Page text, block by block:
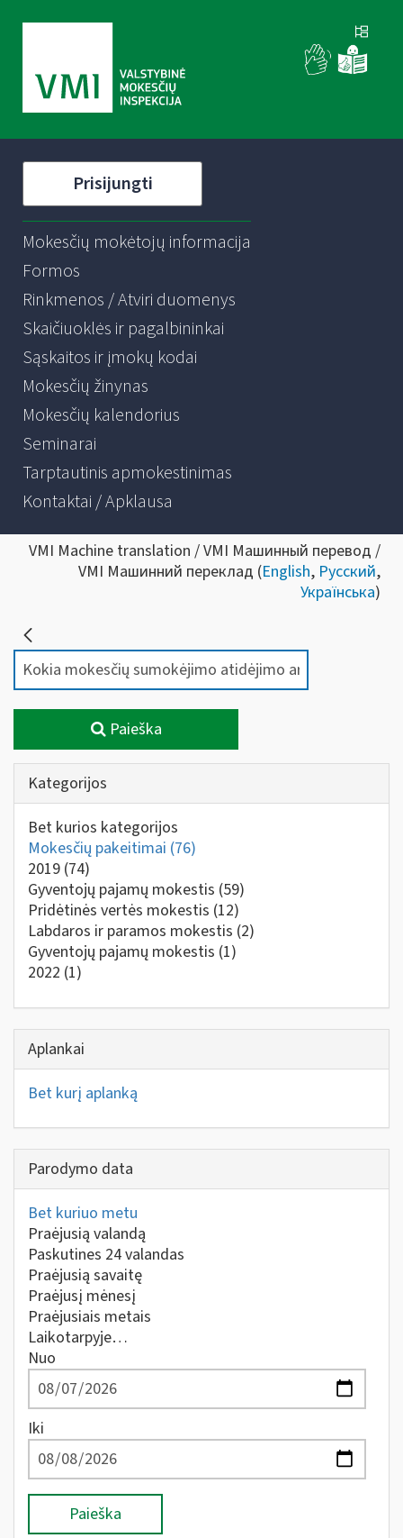
Prisijungti
Mokesčių mokėtojų informacija
Formos
Rinkmenos / Atviri duomenys
Skaičiuoklės ir pagalbininkai
Sąskaitos ir įmokų kodai
Mokesčių žinynas
Mokesčių kalendorius
Seminarai
Tarptautinis apmokestinimas
Kontaktai / Apklausa
VMI Machine translation / VMI Машинный перевод /
VMI Машинний переклад (English, Русский,
Українська)
Paieška
Kategorijos
Bet kurios kategorijos
Mokesčių pakeitimai (76)
2019 (74)
Gyventojų pajamų mokestis (59)
Pridėtinės vertės mokestis (12)
Labdaros ir paramos mokestis (2)
Gyventojų pajamų mokestis (1)
2022 (1)
Aplankai
Bet kurį aplanką
Parodymo data
Bet kuriuo metu
Praėjusią valandą
Paskutines 24 valandas
Praėjusią savaitę
Praėjusį mėnesį
Praėjusiais metais
Laikotarpyje…
Nuo
Iki
Paieška